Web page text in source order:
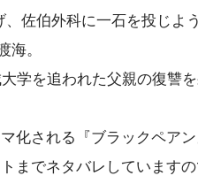
、佐伯外科に一石を投じよ
海。
学を追われた父親の復讐
化される『ブラックペア
までネタバレしています